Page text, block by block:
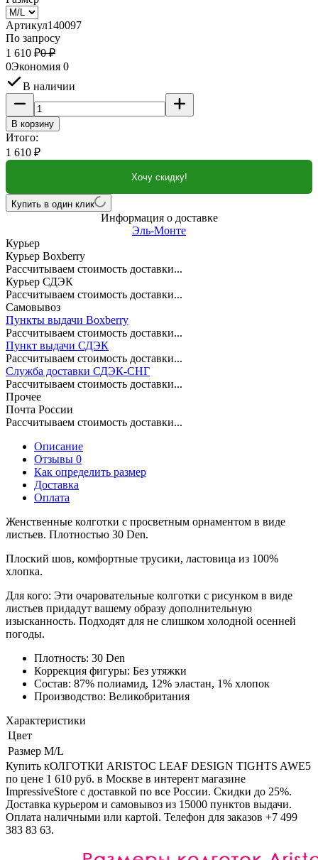
Артикул140097
По запросу
1 610 ₽0 ₽
0Экономия 0
В наличии
В корзину
Итого:
1 610 ₽
Хочу скидку!
Купить в один клик
Информация о доставке
Эль-Монте
Курьер
Курьер Boxberry
Рассчитываем стоимость доставки...
Курьер СДЭК
Рассчитываем стоимость доставки...
Самовывоз
Пункты выдачи Boxberry
Рассчитываем стоимость доставки...
Пункт выдачи СДЭК
Рассчитываем стоимость доставки...
Служба доставки СДЭК-СНГ
Рассчитываем стоимость доставки...
Прочее
Почта России
Рассчитываем стоимость доставки...
Описание
Отзывы 0
Как определить размер
Доставка
Оплата
Женственные колготки с просветным орнаментом в виде
листьев. Плотностью 30 Den.
Плоский шов, комфортные трусики, ластовица из 100%
хлопка.
Для кого: Эти очаровательные колготки с рисунком в виде
листьев придадут вашему образу дополнительную
изысканность. Подходят для не слишком холодной осенней
погоды.
Плотность: 30 Den
Коррекция фигуры: Без утяжки
Состав: 87% полиамид, 12% эластан, 1% хлопок
Производство: Великобритания
Характеристики
Цвет
Размер M/L
Купить кОЛГОТКИ ARISTOC LEAF DESIGN TIGHTS AWE5
по цене 1 610 руб. в Москве в интерент магазине
ImpressiveStore с доставкой по все России. Скидки до 25%.
Доставка курьером и самовывоз из 15000 пунктов выдачи.
Оплата наличными или картой. Телефон для заказов +7 499
383 83 63.